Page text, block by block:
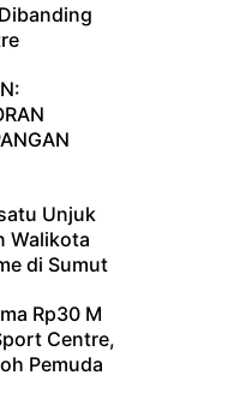
Unjuk
Walikota
di Sumut
Rp30 M
Centre,
Pemuda